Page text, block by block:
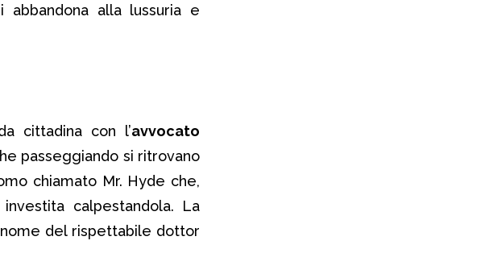
alla lussuria e
cittadina con l’avvocato
passeggiando si ritrovano
chiamato Mr. Hyde che,
investita calpestandola. La
del rispettabile dottor